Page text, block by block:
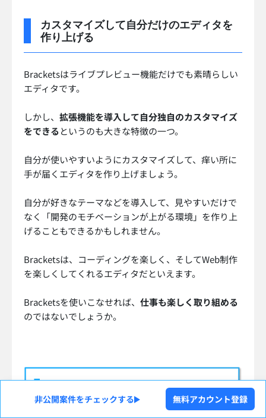
カスタマイズして自分だけのエディタを
作り上げる
Bracketsはライブプレビュー機能だけでも素晴らしい
エディタです。
しかし、 拡張機能を導入して自分独自のカスタマイズ
をできるというのも大きな特徴の一つ。
自分が使いやすいようにカスタマイズして、痒い所に
手が届くエディタを作り上げましょう。
自分が好きなテーマなどを導入して、見やすいだけで
なく「開発のモチベーションが上がる環境」を作り上
げることもできるかもしれません。
Bracketsは、コーディングを楽しく、そしてWeb制作
を楽しくしてくれるエディタだといえます。
Bracketsを使いこなせれば、 仕事も楽しく取り組める
のではないでしょうか。
非公開案件をチェックする 無料アカウント登録